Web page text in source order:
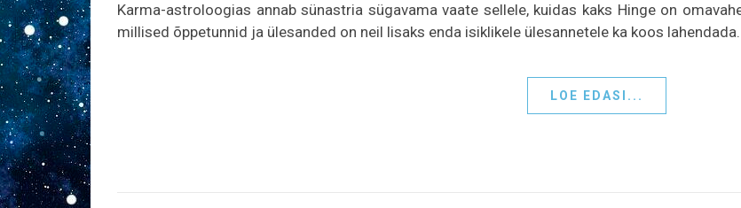
Karma-astroloogias annab sünastria sügavama vaate sellele, kuidas kaks Hinge on
millised õppetunnid ja ülesanded on neil lisaks enda isiklikele ülesannetele ka koos lahendada.
LOE EDASI...